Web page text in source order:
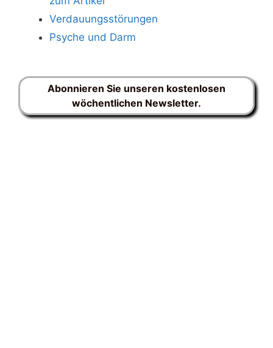
Verdauungsstörungen
Psyche und Darm
Abonnieren Sie unseren kostenlosen
wöchentlichen Newsletter.